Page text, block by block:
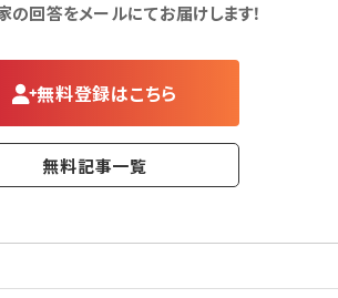
の回答をメールにてお届けします！
無料登録はこちら
無料記事一覧